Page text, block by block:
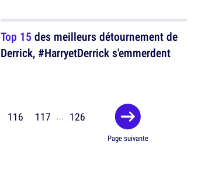
Top 15 des meilleurs détournement de
Derrick, #HarryetDerrick s'emmerdent
116 117 ... 126
Page suivante